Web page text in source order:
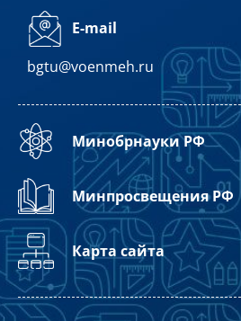
E-mail
bgtu@voenmeh.ru
Минобрнауки РФ
Минпросвещения РФ
Карта сайта